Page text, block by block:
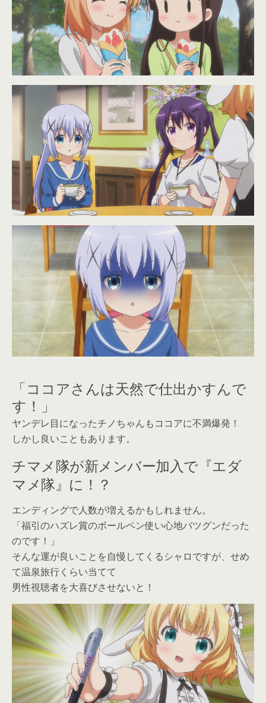
「ココアさんは天然で仕出かすんで
す！」
ヤンデレ目になったチノちゃんもココアに不満爆発！
しかし良いこともあります。
チマメ隊が新メンバー加入で『エダ
マメ隊』に！？
エンディングで人数が増えるかもしれません。
「福引のハズレ賞のボールペン使い心地バツグンだった
のです！」
そんな運が良いことを自慢してくるシャロですが、せめ
て温泉旅行くらい当てて
男性視聴者を大喜びさせないと！